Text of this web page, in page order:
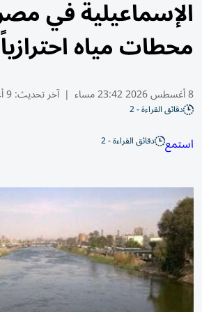
محطات مياه احترازياً
8 أغسطس 2026 23:42 مساء | آخر تحديث:9 أغسطس 00:06 2026
دقائق القراءة - 2
استمع دقائق القراءة - 2